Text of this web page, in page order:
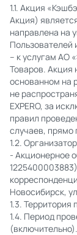
1.1. Акция
Акция)
направлена на
Пользователей
– к услугам АО
Товаров. Акция
основанном на
не
EXPERO, за
правил
случаев, прямо
1.2.
- Акционерное
Новосибирск,
1.3.
1.4. Период
(включительно).